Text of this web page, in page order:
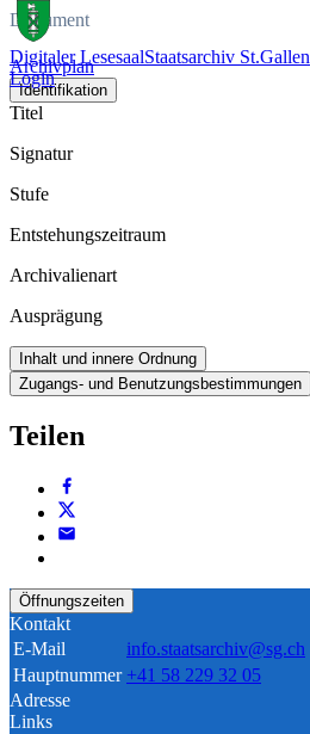
Digitaler LesesaalStaatsarchiv St.Gallen
Login
Dokument
Archivplan
Identifikation
Titel
Signatur
Stufe
Entstehungszeitraum
Archivalienart
Ausprägung
Inhalt und innere Ordnung
Zugangs- und Benutzungsbestimmungen
Teilen
Öffnungszeiten
Kontakt
E-Mail
info.staatsarchiv@sg.ch
Hauptnummer +41 58 229 32 05
Adresse
Links